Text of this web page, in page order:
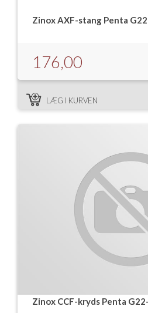
Zinox AXF-stang Penta
176,00
LÆG I KURVEN
Zinox CCF-kryds Penta